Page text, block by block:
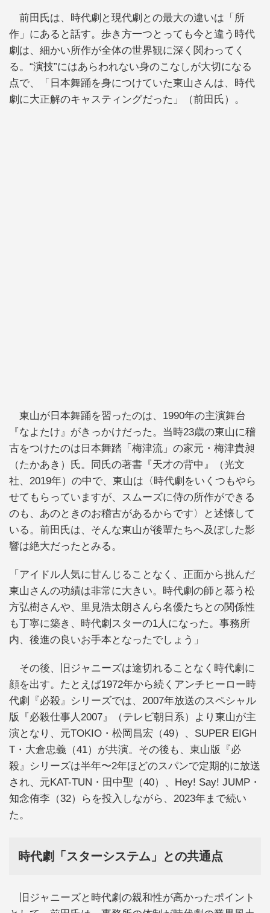
前田氏は、時代劇と現代劇との最大の違いは「所
作」にあると話す。歩き方一つとっても今と違う時代
劇は、細かい所作が全体の世界観に深く関わってく
る。“演技”にはあらわれない身のこなしが大切になる
点で、「日本舞踊を身につけていた東山さんは、時代
劇に大正解のキャスティングだった」（前田氏）。
東山が日本舞踊を習ったのは、1990年の主演舞台
『なよたけ』がきっかけだった。当時23歳の東山に稽
古をつけたのは日本舞踏「梅津流」の家元・梅津貴昶
（たかあき）氏。同氏の著書『天才の背中』（光文
社、2019年）の中で、東山は〈時代劇をいくつもやら
せてもらっていますが、スムーズに侍の所作ができる
のも、あのときのお稽古があるからです〉と述懐して
いる。前田氏は、そんな東山が後輩たちへ及ぼした影
響は絶大だったとみる。
「アイドル人気に甘んじることなく、正面から挑んだ
東山さんの功績は非常に大きい。時代劇の師と慕う松
方弘樹さんや、里見浩太朗さんら名優たちとの関係性
も丁寧に築き、時代劇スターの1人になった。事務所
内、後進の良いお手本となったでしょう」
その後、旧ジャニーズは途切れることなく時代劇に
顔を出す。たとえば1972年から続くアンチヒーロー時
代劇『必殺』シリーズでは、2007年放送のスペシャル
版『必殺仕事人2007』（テレビ朝日系）より東山が主
演となり、元TOKIO・松岡昌宏（49）、SUPER EIGH
T・大倉忠義（41）が共演。その後も、東山版『必
殺』シリーズは半年〜2年ほどのスパンで定期的に放送
され、元KAT-TUN・田中聖（40）、Hey! Say! JUMP・
知念侑李（32）らを投入しながら、2023年まで続い
た。
時代劇「スターシステム」との共通点
旧ジャニーズと時代劇の親和性が高かったポイント